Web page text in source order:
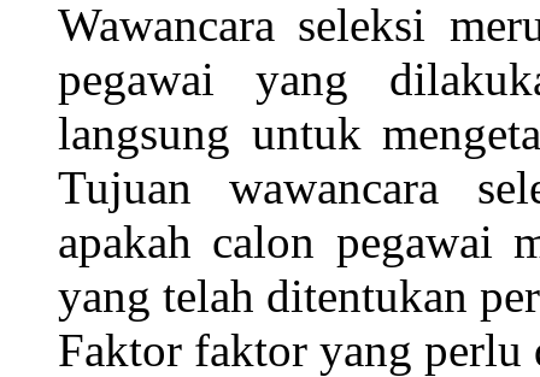
Wawancara seleksi
pegawai yang
langsung untuk
Tujuan wawancara
apakah calon pegawai
yang telah ditentukan
Faktor faktor yang perlu